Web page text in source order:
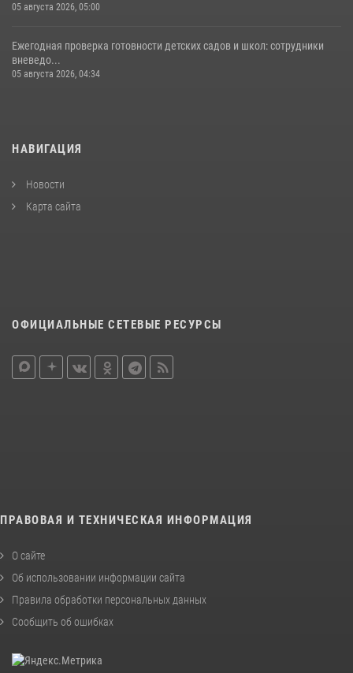
05 августа 2026, 05:00
Ежегодная проверка готовности детских садов и школ: сотрудники
вневедо...
05 августа 2026, 04:34
НАВИГАЦИЯ
Новости
Карта сайта
ОФИЦИАЛЬНЫЕ СЕТЕВЫЕ РЕСУРСЫ
ПРАВОВАЯ И ТЕХНИЧЕСКАЯ ИНФОРМАЦИЯ
О сайте
Об использовании информации сайта
Правила обработки персональных данных
Сообщить об ошибках